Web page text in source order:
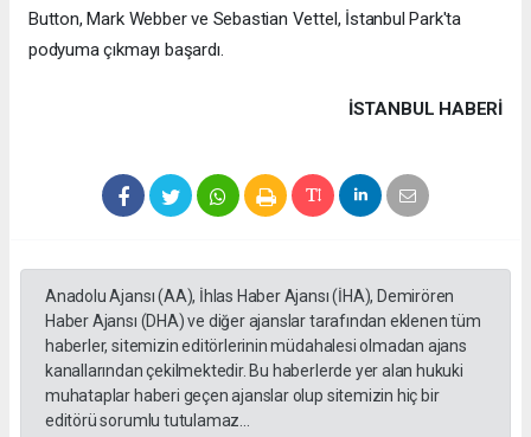
Button, Mark Webber ve Sebastian Vettel, İstanbul Park'ta
podyuma çıkmayı başardı.
İSTANBUL HABERİ
Anadolu Ajansı (AA), İhlas Haber Ajansı (İHA), Demirören
Haber Ajansı (DHA) ve diğer ajanslar tarafından eklenen tüm
haberler, sitemizin editörlerinin müdahalesi olmadan ajans
kanallarından çekilmektedir. Bu haberlerde yer alan hukuki
muhataplar haberi geçen ajanslar olup sitemizin hiç bir
editörü sorumlu tutulamaz...